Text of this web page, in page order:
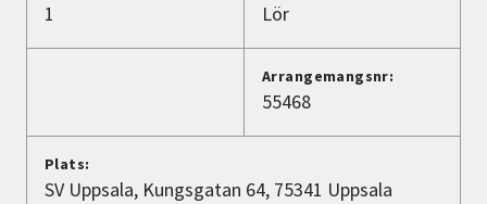
1 Lör
Arrangemangsnr:
55468
Plats:
SV Uppsala, Kungsgatan 64, 75341 Uppsala